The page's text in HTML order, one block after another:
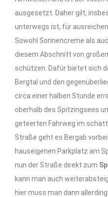
ausgesetzt. Daher gilt,
unterwegs ist, für
Sowohl Sonnencreme als
diesem Abschnitt von
schützen. Dafür bietet sich
Bergtal und den
circa einer halben Stunde
oberhalb des Spitzingsees
geteerten Fahrweg im
Straße geht es Bergab
hauseigenen Parkplatz am
nun der Straße direkt zum
kann man auch
hier muss man dann